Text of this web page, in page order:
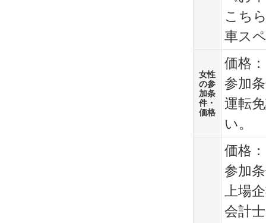
こち
車ス
女性
の参
加条
件・
価格
価格
参加
運転
い。
価格
参加
上場
会計